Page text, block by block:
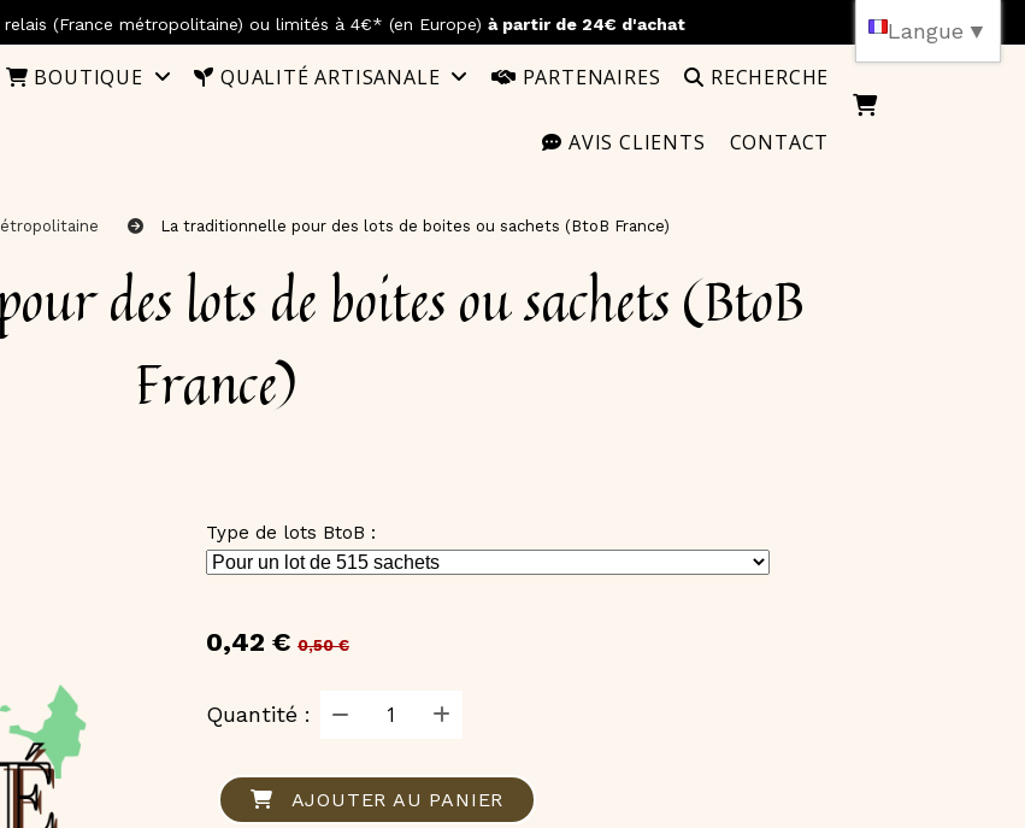
(France métropolitaine) ou limités à 4€* (en Europe) à partir de 24€ d'achat
BOUTIQUE QUALITÉ ARTISANALE PARTENAIRES RECHERCHE
AVIS CLIENTS CONTACT
La traditionnelle pour des lots de boites ou sachets (BtoB France)
France)
Type de lots BtoB :
0,42 € 0,50 €
Quantité :
AJOUTER AU PANIER
Langue ▼